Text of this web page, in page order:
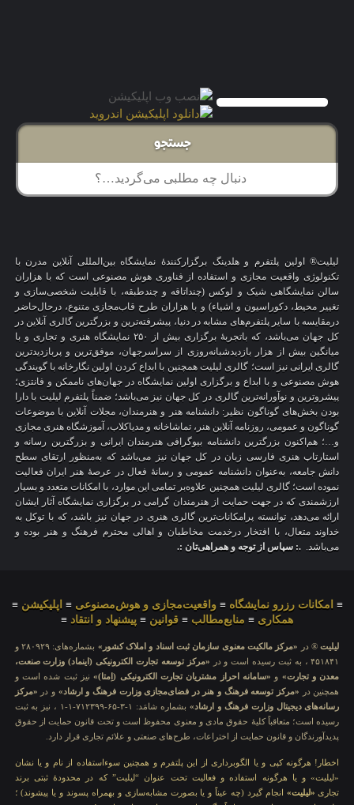
جستجو
لیلیت® اولین پلتفرم و هلدینگ برگزارکنندهٔ نمایشگاه بین‌المللی آنلاین مدرن با
تکنولوژی واقعیت مجازی و استفاده از فناوری هوش مصنوعی است که با هزاران
سالن نمایشگاهی شیک و لوکس (چنداتاقه و چندطبقه، با قابلیت شخصی‌سازی و
تغییر محیط، دکوراسیون و اشیاء) و با هزاران طرح قاب‌مجازی متنوع، درحال‌حاضر
درمقایسه با سایر پلتفرم‌های مشابه در دنیا، پیشرفته‌ترین و بزرگترین گالری آنلاین در
کل جهان می‌باشد، که باتجربهٔ برگزاری بیش از ۲۵۰ نمایشگاه هنری و تجاری و با
میانگین بیش از هزار بازدیدشبانه‌روزی از سراسرجهان، موفق‌ترین و پربازدیدترین
گالری ایرانی نیز است؛ گالری لیلیت همچنین با ابداع کردن اولین نگارخانه با گویندگی
هوش مصنوعی و با ابداع و برگزاری اولین نمایشگاه در جهان‌های ناممکن و فانتزی؛
پیشروترین و نوآورانه‌ترین گالری در کل جهان نیز می‌باشد؛ ضمناً پلتفرم لیلیت با دارا
بودن بخش‌های گوناگون نظیر: دانشنامه هنر و هنرمندان، مجلات آنلاین با موضوعات
گوناگون و عمومی، روزنامه آنلاین هنر، تماشاخانه و مدیاکلاب، آموزشگاه هنری مجازی
و…؛ هم‌اکنون بزرگترین دانشنامه بیوگرافی هنرمندان ایرانی و بزرگترین رسانه و
استارتاپ هنری فارسی زبان در کل جهان نیز می‌باشد که به‌منظور ارتقای سطح
دانش جامعه، به‌عنوان دانشنامه عمومی و رسانهٔ فعال در عرصهٔ هنر ایران فعالیت
نموده است؛ گالری لیلیت همچنین علاوه‌بر تمامی این موارد، با امکانات متعدد و بسیار
ارزشمندی که در جهت حمایت از هنرمندان گرامی در برگزاری نمایشگاه آثار ایشان
ارائه می‌دهد، توانسته پرامکانات‌ترین گالری هنری در جهان نیز باشد، که با توکل به
خداوند متعال، با افتخار درخدمت مخاطبان و اهالی محترم فرهنگ و هنر بوده و
می‌باشد. .: سپاس از توجه و همراهی‌تان :.
≡ امکانات رزرو نمایشگاه ≡واقعیت‌مجازی و هوش‌مصنوعی ≡ اپلیکیشن ≡
همکاری ≡ منابع‌مطالب ≡ قوانین ≡ پیشنهاد و انتقاد ≡
لیلیت® در «مرکز مالکیت معنوی سازمان ثبت اسناد و املاک کشور»
بشماره‌های: ۲۸۰۹۲۹ و
۴۵۱۸۴۱ ، به ثبت رسیده است و در
«مرکز توسعه تجارت الکترونیکی (اینماد) وزارت صنعت،
معدن و تجارت» و «سامانه احراز مشتریان تجارت الکترونیکی (اِمتا)»نیز ثبت شده است و
همچنین در
«مرکز توسعه فرهنگ و هنر در فضای‌مجازی وزارت فرهنگ و ارشاد» و در «مرکز
رسانه‌های دیجیتال وزارت فرهنگ و ارشاد»
بشماره شامَد: ۱-۳-۶۵-۷۱۲۳۹۹-۱-۱ ، نیز به ثبت
رسیده است؛ متعاقباً کلیهٔ حقوق مادی و معنوی محفوظ است و تحت قانون حمایت از حقوق
پدیدآورندگان و قانون حمایت از اختراعات، طرح‌های صنعتی و علائم تجاری قرار دارد.
اخطار! هرگونه کپی و یا الگوبرداری از این پلتفرم و همچنین سوءاستفاده از نام و یا نشان
«لیلیت» و یا هرگونه استفاده و فعالیت تحت عنوان “لیلیت” که در محدودهٔ ثبتی برند
تجاری «لیلیت» انجام گیرد (چه عیناً و یا بصورت مشابه‌سازی و بهمراه پسوند و یا پیشوند) ؛